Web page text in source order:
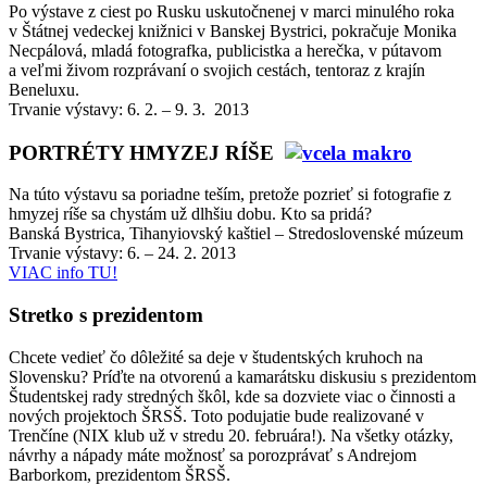
Po výstave z ciest po Rusku uskutočnenej v marci minulého roka
v Štátnej vedeckej knižnici v Banskej Bystrici, pokračuje Monika
Necpálová, mladá fotografka, publicistka a herečka, v pútavom
a veľmi živom rozprávaní o svojich cestách, tentoraz z krajín
Beneluxu.
Trvanie výstavy: 6. 2. – 9. 3. 2013
PORTRÉTY HMYZEJ RÍŠE
Na túto výstavu sa poriadne teším, pretože pozrieť si fotografie z
hmyzej ríše sa chystám už dlhšiu dobu. Kto sa pridá?
Banská Bystrica, Tihanyiovský kaštiel – Stredoslovenské múzeum
Trvanie výstavy: 6. – 24. 2. 2013
VIAC info TU!
Stretko s prezidentom
Chcete vedieť čo dôležité sa deje v študentských kruhoch na
Slovensku? Príďte na otvorenú a kamarátsku diskusiu s prezidentom
Študentskej rady stredných škôl, kde sa dozviete viac o činnosti a
nových projektoch ŠRSŠ. Toto podujatie bude realizované v
Trenčíne (NIX klub už v stredu 20. februára!). Na všetky otázky,
návrhy a nápady máte možnosť sa porozprávať s Andrejom
Barborkom, prezidentom ŠRSŠ.